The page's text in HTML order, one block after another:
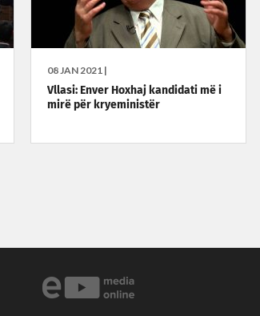
08 JAN 2021 |
Vllasi: Enver Hoxhaj kandidati më i
mirë për kryeministër